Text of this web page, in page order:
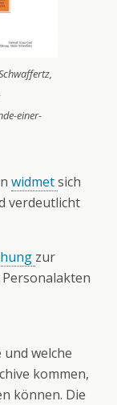
einer-
widmetsich
verdeutlicht
zur
welche
kommen,
können. Die